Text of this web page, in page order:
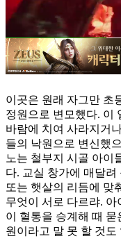
이곳은 원래 자그만 초
정원으로 변모했다. 이
바람에 치여 사라지거
들의 낙원으로 변신했
노는 철부지 시골 아이
다. 교실 창가에 매달
또는 햇살의 리듬에 맞
무엇이 서로 다르랴.
이 혈통을 승계해 때
원이라고 말 못 할 것도